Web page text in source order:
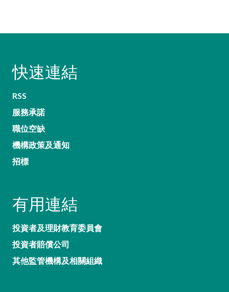
快速連結
RSS
服務承諾
職位空缺
機構政策及通知
招標
有用連結
投資者及理財教育委員會
投資者賠償公司
其他監管機構及相關組織